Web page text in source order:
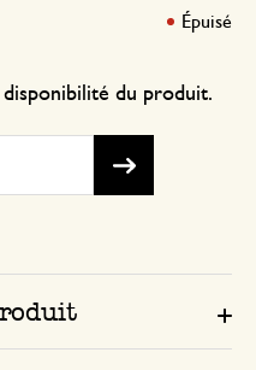
du produit.
Épuisé